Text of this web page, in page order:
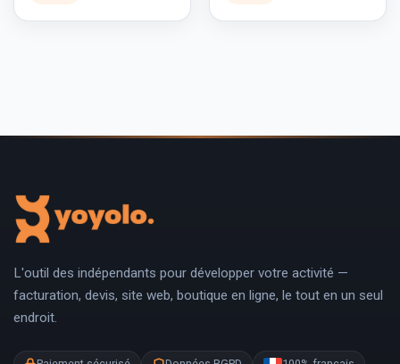
L'outil des indépendants pour développer votre activité —
facturation, devis, site web, boutique en ligne, le tout en un seul
endroit.